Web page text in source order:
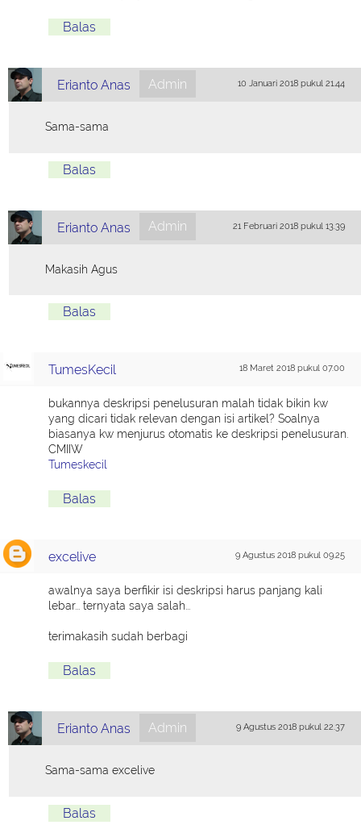
Balas
Erianto Anas Admin 10 Januari 2018 pukul 21.44
Sama-sama
Balas
Erianto Anas Admin 21 Februari 2018 pukul 13.39
Makasih Agus
Balas
TumesKecil 18 Maret 2018 pukul 07.00
bukannya deskripsi penelusuran malah tidak bikin kw
yang dicari tidak relevan dengan isi artikel? Soalnya
biasanya kw menjurus otomatis ke deskripsi penelusuran.
CMIIW
Tumeskecil
Balas
excelive 9 Agustus 2018 pukul 09.25
awalnya saya berfikir isi deskripsi harus panjang kali
lebar... ternyata saya salah...
terimakasih sudah berbagi
Balas
Erianto Anas Admin 9 Agustus 2018 pukul 22.37
Sama-sama excelive
Balas